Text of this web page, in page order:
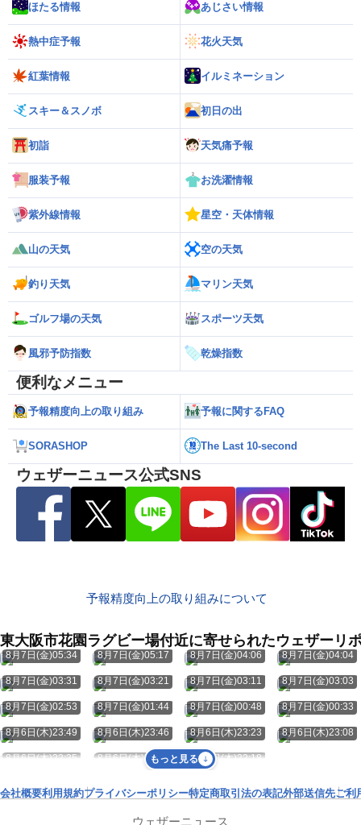
ほたる情報 あじさい情報
熱中症予報 花火天気
紅葉情報 イルミネーション
スキー＆スノボ 初日の出
初詣 天気痛予報
服装予報 お洗濯情報
紫外線情報 星空・天体情報
山の天気 空の天気
釣り天気 マリン天気
ゴルフ場の天気 スポーツ天気
風邪予防指数 乾燥指数
便利なメニュー
予報精度向上の取り組み 予報に関するFAQ
SORASHOP The Last 10-second
ウェザーニュース公式SNS
予報精度向上の取り組みについて
東大阪市花園ラグビー場付近に寄せられたウェザーリ
8月7日(金)05:34 8月7日(金)05:17 8月7日(金)04:06 8月7日(金)04:04
8月7日(金)03:31 8月7日(金)03:21 8月7日(金)03:11 8月7日(金)03:03
8月7日(金)02:53 8月7日(金)01:44 8月7日(金)00:48 8月7日(金)00:33
8月6日(木)23:49 8月6日(木)23:46 8月6日(木)23:23 8月6日(木)23:08
8月6日(木)22:35 8月6日(木)22:29 8月6日(木)22:18
もっと見る
会社概要利用規約プライバシーポリシー特定商取引法の表記外部送信先ご利
ウェザーニュース